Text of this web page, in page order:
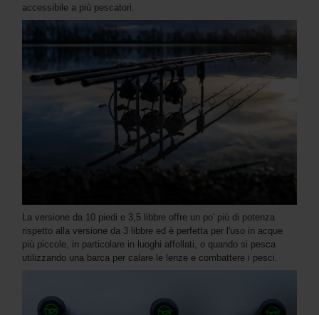
accessibile a più pescatori.
La versione da 10 piedi e 3,5 libbre offre un po' più di potenza
rispetto alla versione da 3 libbre ed è perfetta per l'uso in acque
più piccole, in particolare in luoghi affollati, o quando si pesca
utilizzando una barca per calare le lenze e combattere i pesci.